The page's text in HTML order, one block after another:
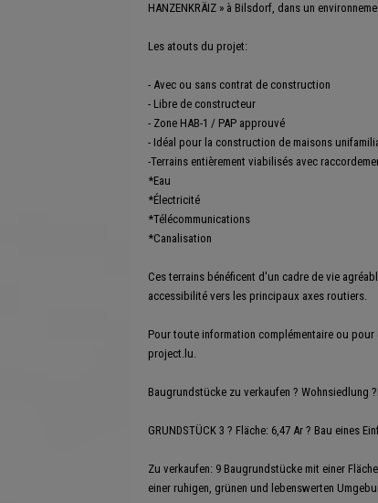
HANZENKRÄIZ » à Bilsdorf, dans un
Les atouts du projet:
- Avec ou sans contrat de construction
- Libre de constructeur
- Zone HAB-1 / PAP approuvé
- Idéal pour la construction de maisons
-Terrains entièrement viabilisés avec
*Eau
*Électricité
*Télécommunications
*Canalisation
Ces terrains bénéficent d'un cadre de vie
accessibilité vers les principaux axes routiers.
Pour toute information complémentaire ou pour
project.lu.
Baugrundstücke zu verkaufen ? Wohnsiedlung
GRUNDSTÜCK 3 ? Fläche: 6,47 Ar ? Bau eines
Zu verkaufen: 9 Baugrundstücke mit einer
einer ruhigen, grünen und lebenswerten